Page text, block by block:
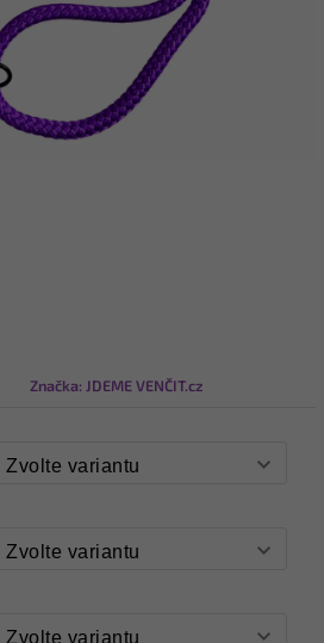
Značka: JDEME VENČIT.cz